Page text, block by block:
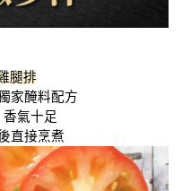
腿排
家醃料配方
氣十足
直接烹煮